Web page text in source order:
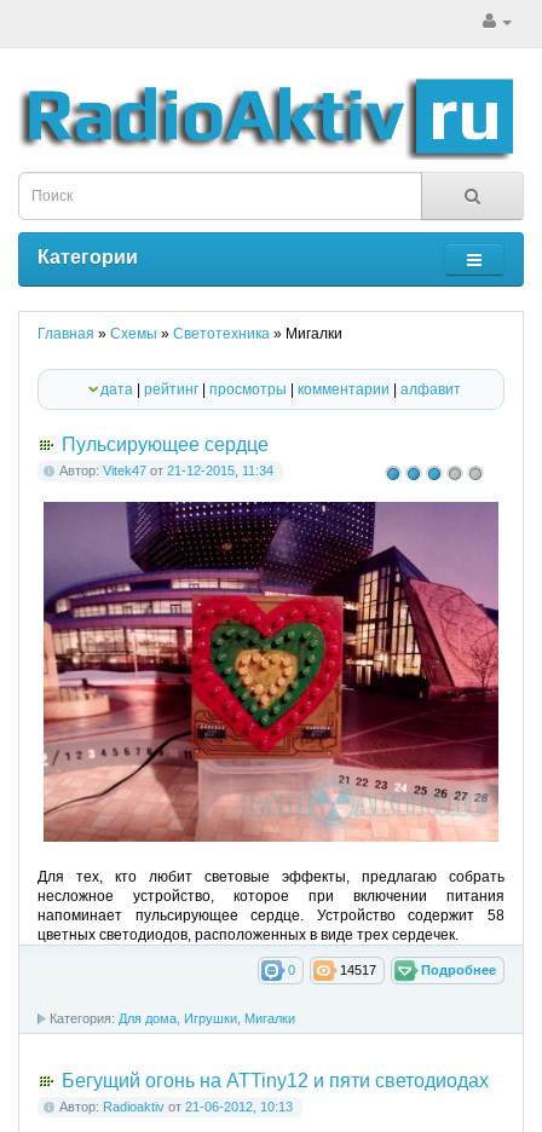
Категории
Главная » Схемы » Светотехника » Мигалки
дата | рейтинг| просмотры | комментарии | алфавит
Пульсирующее сердце
Автор: Vitek47 от 21-12-2015, 11:34
Для тех, кто любит световые эффекты, предлагаю собрать
несложное устройство, которое при включении питания
напоминает пульсирующее сердце. Устройство содержит 58
цветных светодиодов, расположенных в виде трех сердечек.
Подробнее
14517
0
Категория: Для дома Игрушки Мигалки
Бегущий огонь на ATTiny12 и пяти светодиодах
Автор: Radioaktiv от 21-06-2012, 10:13